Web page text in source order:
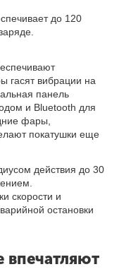
до 120
гасят вибрации на
панель
и Bluetooth для
фары,
покатушки еще
действия до 30
скорости и
остановки
впечатляют